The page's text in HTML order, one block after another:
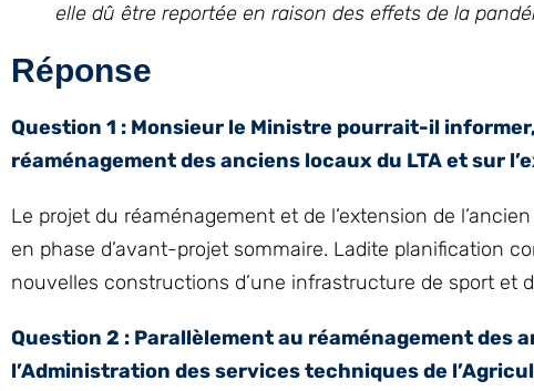
elle dû être reportée en raison des effets de la
Réponse
Question 1 : Monsieur le Ministre pourrait-il
réaménagement des anciens locaux du LTA et sur
Le projet du réaménagement et de l’extension de
en phase d’avant-projet sommaire. Ladite planification
nouvelles constructions d’une infrastructure de sport et
Question 2 : Parallèlement au réaménagement des
l’Administration des services techniques de